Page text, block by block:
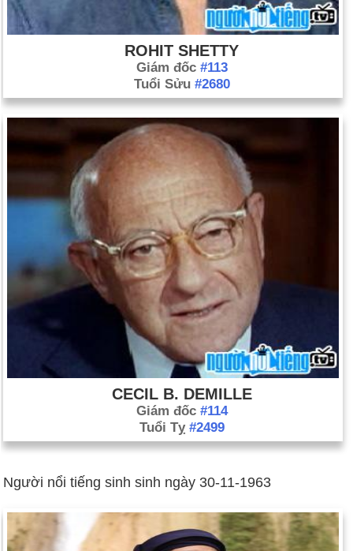
ROHIT SHETTY
Giám đốc #113
Tuổi Sửu #2680
CECIL B. DEMILLE
Giám đốc #114
Tuổi Tỵ #2499
Người nổi tiếng sinh sinh ngày 30-11-1963